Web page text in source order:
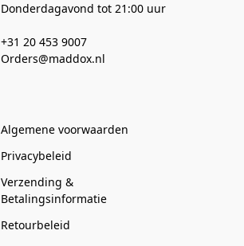
Donderdagavond tot 21:00 uur
+31 20 453 9007
Orders@maddox.nl
Algemene voorwaarden
Privacybeleid
Verzending &
Betalingsinformatie
Retourbeleid